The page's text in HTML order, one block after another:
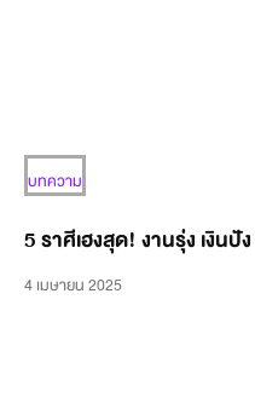
บทความ
5 ราศีเฮงสุด! งานรุ่ง เงิน
4 เมษายน 2025